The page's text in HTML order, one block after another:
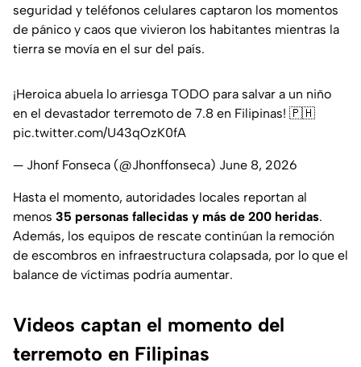
seguridad y teléfonos celulares captaron los momentos
de pánico y caos que vivieron los habitantes mientras la
tierra se movía en el sur del país.
¡Heroica abuela lo arriesga TODO para salvar a un niño
en el devastador terremoto de 7.8 en Filipinas! 🇵🇭
pic.twitter.com/U43qOzK0fA
— Jhonf Fonseca (@Jhonffonseca) June 8, 2026
Hasta el momento, autoridades locales reportan al
menos 35 personas fallecidas y más de 200 heridas.
Además, los equipos de rescate continúan la remoción
de escombros en infraestructura colapsada, por lo que el
balance de víctimas podría aumentar.
Videos captan el momento del
terremoto en Filipinas